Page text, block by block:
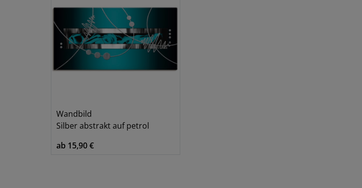
Wandbild
Silber abstrakt auf petrol
ab 15,90 €